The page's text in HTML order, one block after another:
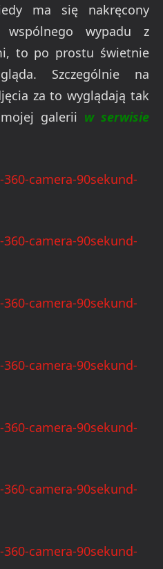
ma się nakręcony
wypadu z
to po prostu świetnie
Szczególnie na
za to wyglądają tak
galerii w serwisie